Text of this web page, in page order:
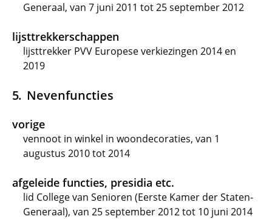
Generaal, van 7 juni 2011 tot 25 september 2012
lijsttrekkerschappen
lijsttrekker PVV Europese verkiezingen 2014 en
2019
Nevenfuncties
vorige
vennoot in winkel in woondecoraties, van 1
augustus 2010 tot 2014
afgeleide functies, presidia etc.
lid College van Senioren (Eerste Kamer der Staten-
Generaal), van 25 september 2012 tot 10 juni 2014